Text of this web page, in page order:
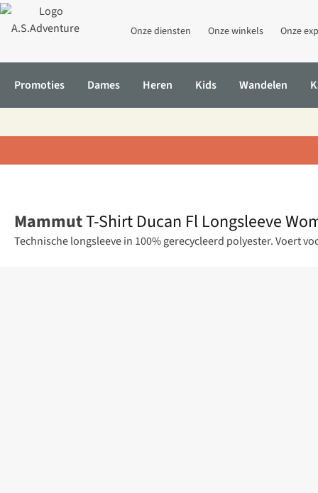
Onze diensten Onze winkels Onze
Promoties Dames Heren Kids Wandelen
MammutT-Shirt Ducan Fl Longsleeve
Technische longsleeve in 100% gerecycleerd polyester. Voert